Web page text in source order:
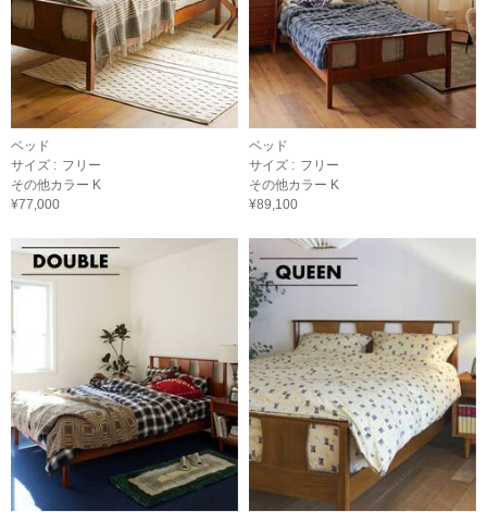
ベッド
サイズ : フリー
その他カラー K
¥77,000
ベッド
サイズ : フリー
その他カラー K
¥89,100